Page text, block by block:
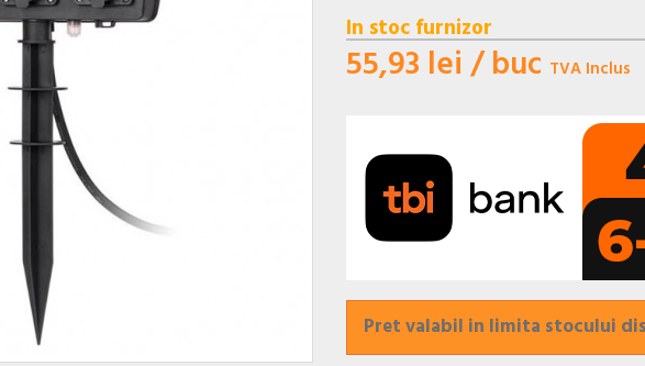
In stoc furnizor
55,93 lei / buc TVA Inclus
Pret valabil in limita stocului